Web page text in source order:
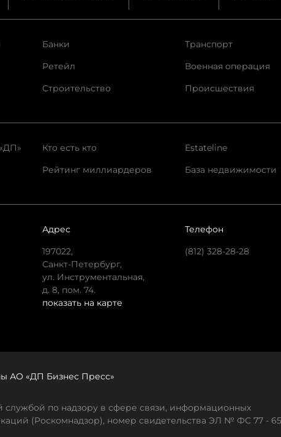
Банки
Ретейл
Строительство
Транспорт
Военная операция
Происшествия
Кто есть кто
Рейтинг миллиардеров
Estateline
База недвижимости
Адрес
197022,
Санкт-Петербург,
ул. Инструментальная,
д. 8, пом. 74.
показать на карте
Телефон
(812) 328-28-28
АО «ДП Бизнес Пресс»
по надзору в сфере связи, информационных
(Роскомнадзор), номер свидетельства ЭЛ № ФС 77 -